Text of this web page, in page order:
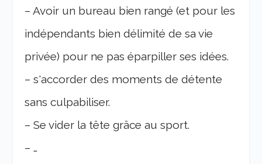
– Avoir un bureau bien rangé (et pour les
indépendants bien délimité de sa vie
privée) pour ne pas éparpiller ses idées.
– s'accorder des moments de détente
sans culpabiliser.
– Se vider la tête grâce au sport.
– …